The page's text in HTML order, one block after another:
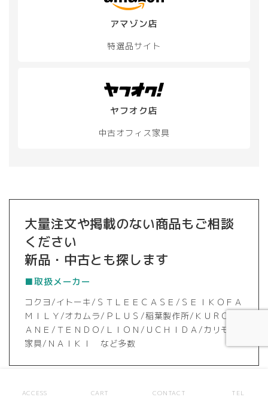
アマゾン店
特選品サイト
ヤフオク店
中古オフィス家具
大量注文や掲載のない商品もご相談
ください
新品・中古とも探します
■取扱メーカー
コクヨ/イトーキ/ＳＴＬＥＥＣＡＳＥ/ＳＥＩＫＯＦＡ
ＭＩＬＹ/オカムラ/ＰＬＵＳ/稲葉製作所/ＫＵＲＯＧ
ＡＮＥ/ＴＥＮＤＯ/ＬＩＯＮ/ＵＣＨＩＤＡ/カリモク
家具/ＮＡＩＫＩ など多数
ACCESS CART CONTACT TEL